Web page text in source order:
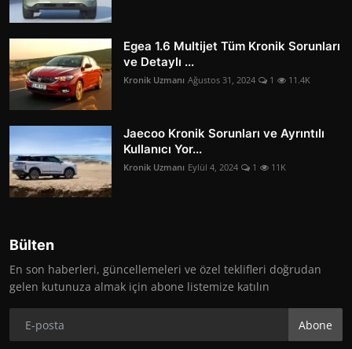
Egea 1.6 Multijet Tüm Kronik Sorunları
ve Detaylı ...
Kronik Uzmanı Ağustos 31, 2024 1 11.4K
Jaecoo Kronik Sorunları ve Ayrıntılı
Kullanıcı Yor...
Kronik Uzmanı Eylül 4, 2024 1 11K
Bülten
En son haberleri, güncellemeleri ve özel teklifleri doğrudan
gelen kutunuza almak için abone listemize katılın
Abone